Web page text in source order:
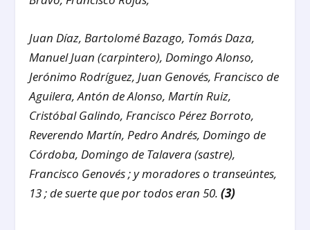
Juan Díaz, Bartolomé Bazago, Tomás Daza,
Manuel Juan (carpintero), Domingo Alonso,
Jerónimo Rodríguez, Juan Genovés, Francisco de
Aguilera, Antón de Alonso, Martín Ruiz,
Cristóbal Galindo, Francisco Pérez Borroto,
Reverendo Martín, Pedro Andrés, Domingo de
Córdoba, Domingo de Talavera (sastre),
Francisco Genovés ; y moradores o transeúntes,
13 ; de suerte que por todos eran 50.(3)